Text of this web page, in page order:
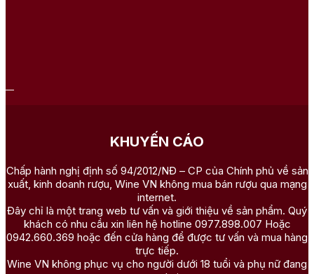
KHUYẾN CÁO
Chấp hành nghị định số 94/2012/NĐ – CP của Chính phủ về sản
xuất, kinh doanh rượu, Wine VN không mua bán rượu qua mạng
internet.
Đây chỉ là một trang web tư vấn và giới thiệu về sản phẩm. Quý
khách có nhu cầu xin liên hệ hotline 0977.898.007 Hoặc
0942.660.369 hoặc đến cửa hàng để được tư vấn và mua hàng
trực tiếp.
Wine VN không phục vụ cho người dưới 18 tuổi và phụ nữ đang